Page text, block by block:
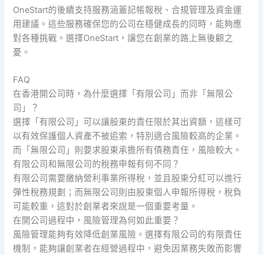
OneStart的後續支持服務涵蓋記帳報稅、合規管理及資金運
用建議。這些服務確保您的公司在穩健成長的同時，能夠應
對各種挑戰。選擇OneStart，讓您在創業的路上無後顧之
憂。
FAQ
在香港開公司時，為什麼選擇「有限公司」而非「無限公
司」？
選擇「有限公司」可以讓股東的責任限於其出資額，這樣可
以有效保護個人資產不被追索，特別適合風險較高的企業。
而「無限公司」則要求股東承擔所有債務責任，風險較大。
有限公司和無限公司的稅務申報有何不同？
有限公司需要繳納營利事業所得稅，並且股東分紅可以進行
彈性稅務規劃；而無限公司則由股東個人申報所得稅，稅負
可能較重，這對於創業者來說是一個重要考量。
在開公司過程中，風險管理為何如此重要？
風險管理能夠有效降低創業風險。選擇有限公司的有限責任
機制，能夠讓創業者在經營過程中，避免因業務失敗而影響